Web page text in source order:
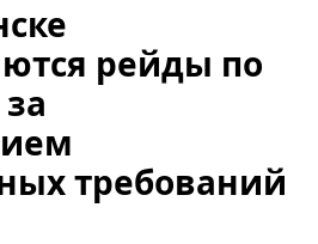
рейды по
требований